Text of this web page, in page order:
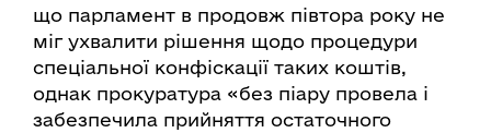
що парламент в продовж півтора року не
міг ухвалити рішення щодо процедури
спеціальної конфіскації таких коштів,
однак прокуратура «без піару провела і
забезпечила прийняття остаточного